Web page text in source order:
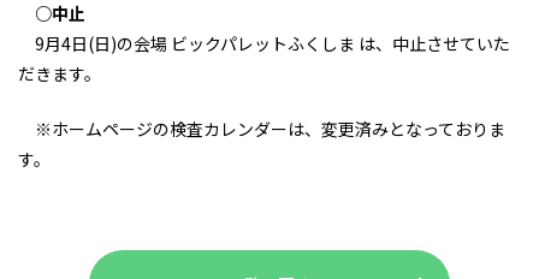
○中止
9月4日(日)の会場 ビックパレットふくしま は、中止させていた
だきます。
※ホームページの検査カレンダーは、変更済みとなっておりま
す。